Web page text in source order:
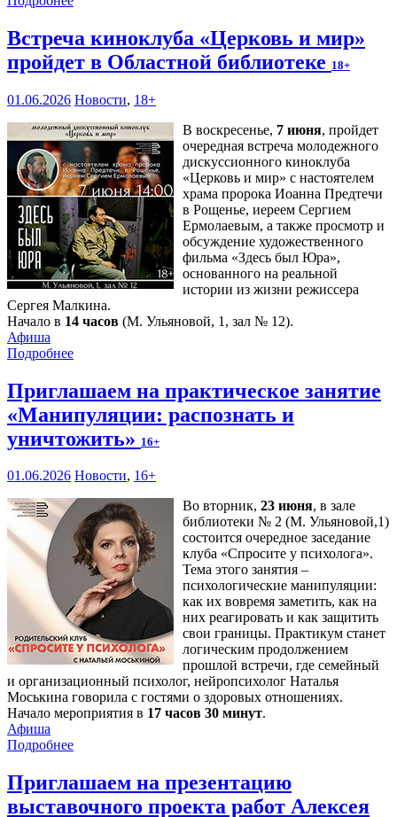
Встреча киноклуба «Церковь и мир»
пройдет в Областной библиотеке 18+
01.06.2026 Новости, 18+
В воскресенье, 7 июня, пройдет
очередная встреча молодежного
дискуссионного киноклуба
«Церковь и мир» с настоятелем
храма пророка Иоанна Предтечи
в Рощенье, иереем Сергием
Ермолаевым, а также просмотр и
обсуждение художественного
фильма «Здесь был Юра»,
основанного на реальной
истории из жизни режиссера
Сергея Малкина.
Начало в 14 часов (М. Ульяновой, 1, зал № 12).
Афиша
Подробнее
Приглашаем на практическое занятие
«Манипуляции: распознать и
уничтожить» 16+
01.06.2026 Новости, 16+
Во вторник, 23 июня, в зале
библиотеки № 2 (М. Ульяновой,1)
состоится очередное заседание
клуба «Спросите у психолога».
Тема этого занятия –
психологические манипуляции:
как их вовремя заметить, как на
них реагировать и как защитить
свои границы. Практикум станет
логическим продолжением
прошлой встречи, где семейный
и организационный психолог, нейропсихолог Наталья
Моськина говорила с гостями о здоровых отношениях.
Начало мероприятия в 17 часов 30 минут.
Афиша
Подробнее
Приглашаем на презентацию
выставочного проекта работ Алексея